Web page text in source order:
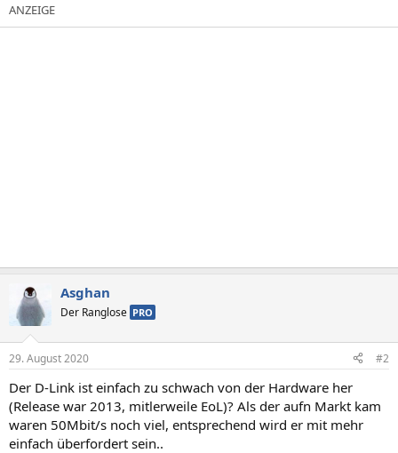
Asghan
Der Ranglose PRO
29. August 2020 #2
Der D-Link ist einfach zu schwach von der Hardware her
(Release war 2013, mitlerweile EoL)? Als der aufn Markt kam
waren 50Mbit/s noch viel, entsprechend wird er mit mehr
einfach überfordert sein..